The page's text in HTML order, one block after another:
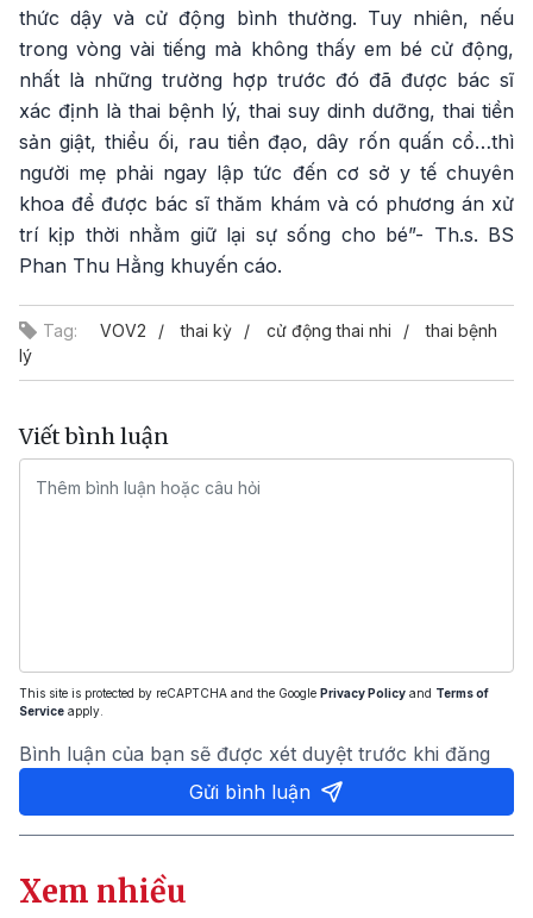
thức dậy và cử động bình thường. Tuy nhiên, nếu
trong vòng vài tiếng mà không thấy em bé cử động,
nhất là những trường hợp trước đó đã được bác sĩ
xác định là thai bệnh lý, thai suy dinh dưỡng, thai tiền
sản giật, thiểu ối, rau tiền đạo, dây rốn quấn cổ…thì
người mẹ phải ngay lập tức đến cơ sở y tế chuyên
khoa để được bác sĩ thăm khám và có phương án xử
trí kịp thời nhằm giữ lại sự sống cho bé”- Th.s. BS
Phan Thu Hằng khuyến cáo.
Tag: VOV2 thai kỳ cử động thai nhi
thai bệnh
lý
Viết bình luận
This site is protected by reCAPTCHA and the Google Privacy Policy and Terms of
Service apply.
Bình luận của bạn sẽ được xét duyệt trước khi đăng
Gửi bình luận
Xem nhiều